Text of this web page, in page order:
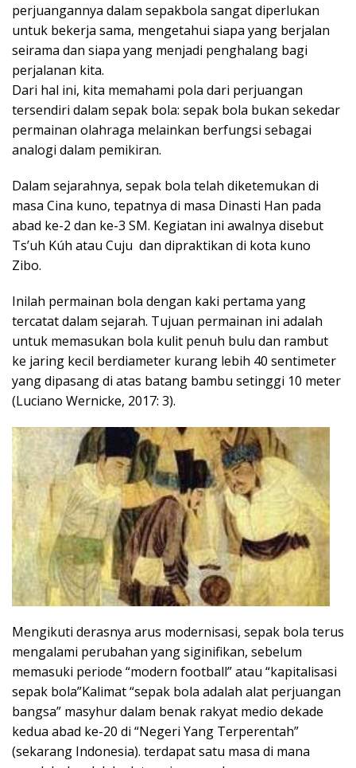
perjuangannya dalam sepakbola sangat diperlukan
untuk bekerja sama, mengetahui siapa yang berjalan
seirama dan siapa yang menjadi penghalang bagi
perjalanan kita.
Dari hal ini, kita memahami pola dari perjuangan
tersendiri dalam sepak bola: sepak bola bukan sekedar
permainan olahraga melainkan berfungsi sebagai
analogi dalam pemikiran.
Dalam sejarahnya, sepak bola telah diketemukan di
masa Cina kuno, tepatnya di masa Dinasti Han pada
abad ke-2 dan ke-3 SM. Kegiatan ini awalnya disebut
Ts’uh Kúh atau Cuju dan dipraktikan di kota kuno
Zibo.
Inilah permainan bola dengan kaki pertama yang
tercatat dalam sejarah. Tujuan permainan ini adalah
untuk memasukan bola kulit penuh bulu dan rambut
ke jaring kecil berdiameter kurang lebih 40 sentimeter
yang dipasang di atas batang bambu setinggi 10 meter
(Luciano Wernicke, 2017: 3).
Mengikuti derasnya arus modernisasi, sepak bola terus
mengalami perubahan yang siginifikan, sebelum
memasuki periode “modern football” atau “kapitalisasi
sepak bola”Kalimat “sepak bola adalah alat perjuangan
bangsa” masyhur dalam benak rakyat medio dekade
kedua abad ke-20 di “Negeri Yang Terperentah”
(sekarang Indonesia). terdapat satu masa di mana